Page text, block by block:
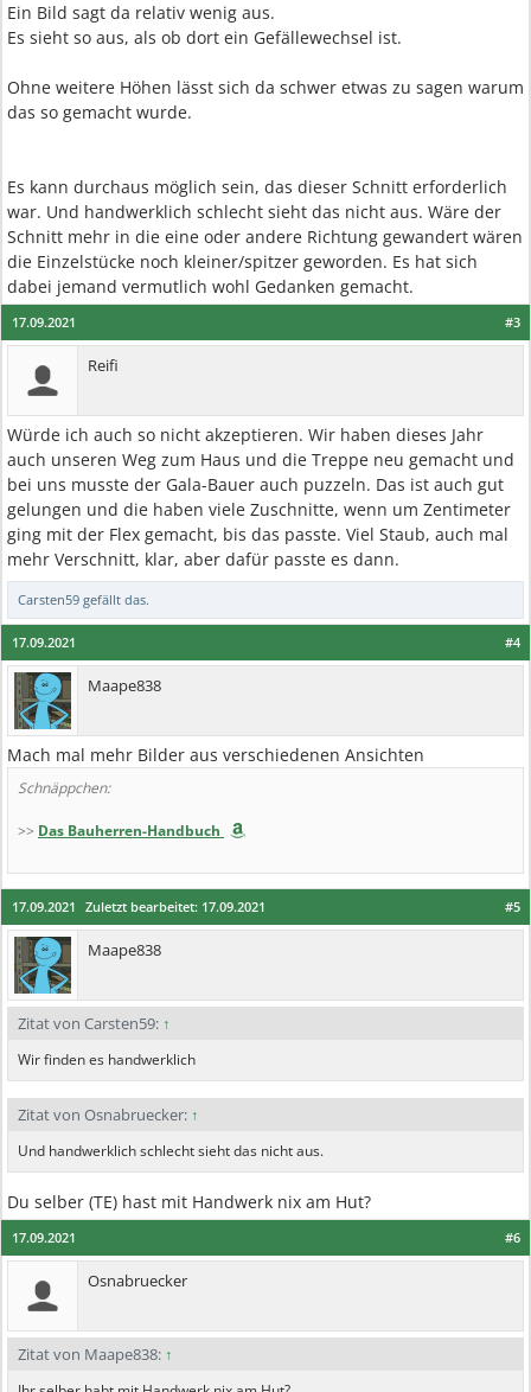
Ein Bild sagt da relativ wenig aus.
Es sieht so aus, als ob dort ein Gefällewechsel ist.
Ohne weitere Höhen lässt sich da schwer etwas zu sagen warum
das so gemacht wurde.
Es kann durchaus möglich sein, das dieser Schnitt erforderlich
war. Und handwerklich schlecht sieht das nicht aus. Wäre der
Schnitt mehr in die eine oder andere Richtung gewandert wären
die Einzelstücke noch kleiner/spitzer geworden. Es hat sich
dabei jemand vermutlich wohl Gedanken gemacht.
#3
17.09.2021
Reifi
Würde ich auch so nicht akzeptieren. Wir haben dieses Jahr
auch unseren Weg zum Haus und die Treppe neu gemacht und
bei uns musste der Gala-Bauer auch puzzeln. Das ist auch gut
gelungen und die haben viele Zuschnitte, wenn um Zentimeter
ging mit der Flex gemacht, bis das passte. Viel Staub, auch mal
mehr Verschnitt, klar, aber dafür passte es dann.
Carsten59 gefällt das.
#4
17.09.2021
Maape838
Mach mal mehr Bilder aus verschiedenen Ansichten
Schnäppchen:
>> Das Bauherren-Handbuch
#5
17.09.2021 Zuletzt bearbeitet: 17.09.2021
Maape838
Zitat von Carsten59: ↑
Wir finden es handwerklich
Zitat von Osnabruecker: ↑
Und handwerklich schlecht sieht das nicht aus.
Du selber (TE) hast mit Handwerk nix am Hut?
#6
17.09.2021
Osnabruecker
Zitat von Maape838: ↑